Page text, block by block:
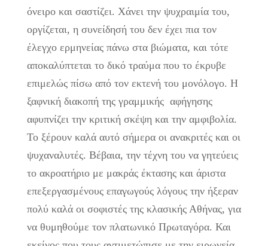
όνειρο και σαστίζει. Χάνει την ψυχραιμία του,
οργίζεται, η συνείδησή του δεν έχει πια τον
έλεγχο ερμηνείας πάνω στα βιώματα, και τότε
αποκαλύπτεται το δικό τραύμα που το έκρυβε
επιμελώς πίσω από τον εκτενή του μονόλογο. Η
ξαφνική διακοπή της γραμμικής αφήγησης
αφυπνίζει την κριτική σκέψη και την αμφιβολία.
Το ξέρουν καλά αυτό σήμερα οι ανακριτές και οι
ψυχαναλυτές. Βέβαια, την τέχνη του να γητεύεις
το ακροατήριο με μακράς έκτασης και άριστα
επεξεργασμένους επαγωγούς λόγους την ήξεραν
πολύ καλά οι σοφιστές της κλασικής Αθήνας, για
να θυμηθούμε τον πλατωνικό Πρωταγόρα. Και